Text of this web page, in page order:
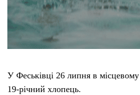
У Феськівці 26 липня в
19-річний хлопець.